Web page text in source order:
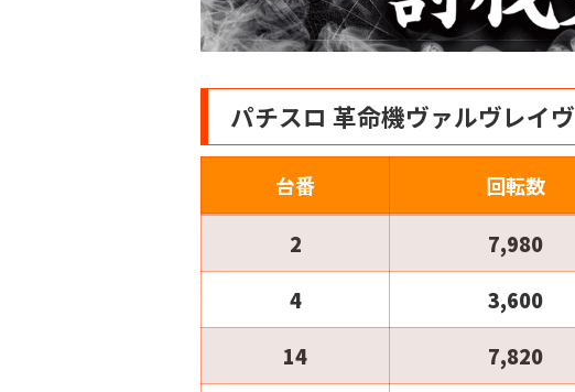
パチスロ 革命機ヴァルヴレイヴ
台番 回転数
2 7,980
4
3,600
14
7,820